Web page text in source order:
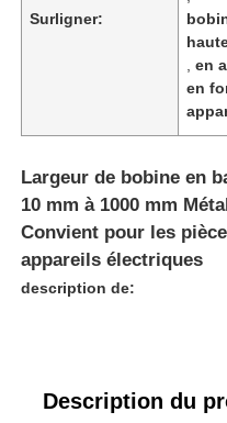
Surligner:
,en
en
Largeur de bobine en
10 mm à 1000 mm
Convient pour les
appareils électriques
description de:
Description du